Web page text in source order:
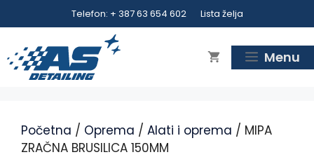
Telefon: + 387 63 654 602 Lista želja
Menu
Početna / Oprema / Alati i oprema / MIPA
ZRAČNA BRUSILICA 150MM